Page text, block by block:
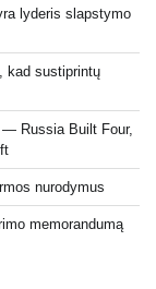
lyderis slapstymo
kad sustiprintų
— Russia Built Four,
nurodymus
memorandumą